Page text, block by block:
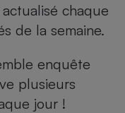
chaque
de la semaine.
enquête
plusieurs
jour !